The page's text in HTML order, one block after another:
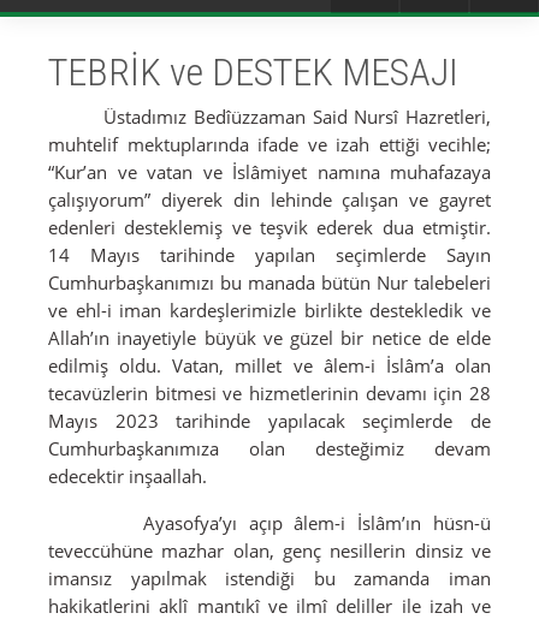
TEBRİK ve DESTEK MESAJI
Üstadımız Bedîüzzaman Said Nursî Hazretleri,
muhtelif mektuplarında ifade ve izah ettiği vecihle;
“Kur’an ve vatan ve İslâmiyet namına muhafazaya
çalışıyorum” diyerek din lehinde çalışan ve gayret
edenleri desteklemiş ve teşvik ederek dua etmiştir.
14 Mayıs tarihinde yapılan seçimlerde Sayın
Cumhurbaşkanımızı bu manada bütün Nur talebeleri
ve ehl-i iman kardeşlerimizle birlikte destekledik ve
Allah’ın inayetiyle büyük ve güzel bir netice de elde
edilmiş oldu. Vatan, millet ve âlem-i İslâm’a olan
tecavüzlerin bitmesi ve hizmetlerinin devamı için 28
Mayıs 2023 tarihinde yapılacak seçimlerde de
Cumhurbaşkanımıza olan desteğimiz devam
edecektir inşaallah.
Ayasofya’yı açıp âlem-i İslâm’ın hüsn-ü
teveccühüne mazhar olan, genç nesillerin dinsiz ve
imansız yapılmak istendiği bu zamanda iman
hakikatlerini aklî mantıkî ve ilmî deliller ile izah ve